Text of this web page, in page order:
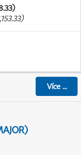
Více...